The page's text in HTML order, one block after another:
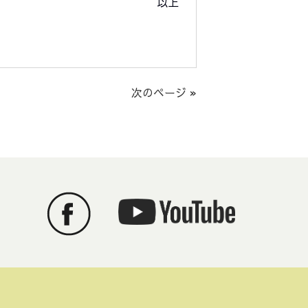
次のページ »